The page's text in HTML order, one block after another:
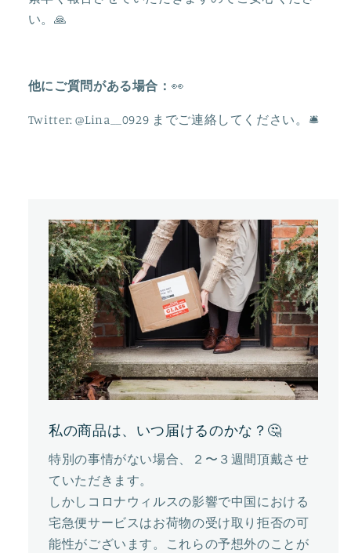
減
い。🙏
他にご質問がある場合： 👀
Twitter: @Lina__0929 までご連絡してください。 🛎
私の商品は、いつ届けるのかな？🤔
特別の事情がない場合、２〜３週間頂戴させ
ていただきます。
しかしコロナウィルスの影響で中国における
宅急便サービスはお荷物の受け取り拒否の可
能性がございます。これらの予想外のことが